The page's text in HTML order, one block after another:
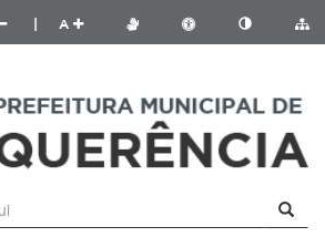
A